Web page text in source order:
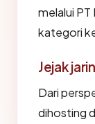
melalui
kategori
Jejak
Dari
dihosting